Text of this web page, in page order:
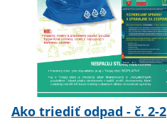
Ako triediť odpad - č. 2-2